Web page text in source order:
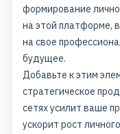
формирование
на этой платформе,
на свое
будущее.
Добавьте к этим
стратегическое
сетях усилит ваше
ускорит рост личного